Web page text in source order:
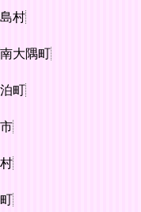
村
南大隅町
町